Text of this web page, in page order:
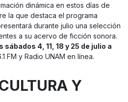
dinámica en estos días de
la que destaca el programa
durante julio una selección
a su acervo de ficción sonora.
sábados 4, 11, 18 y 25 de julio a
FM y Radio UNAM en línea.
Y